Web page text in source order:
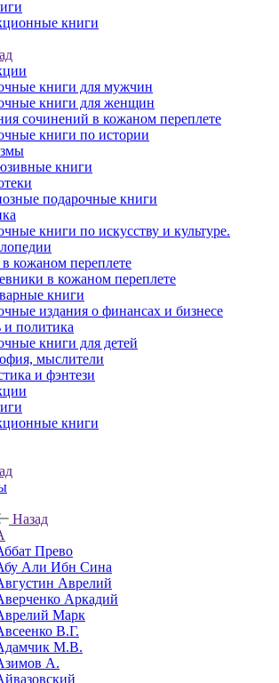
книги
книги для мужчин
книги для женщин
сочинений в кожаном переплете
книги по истории
книги
подарочные книги
книги по искусству и культуре.
кожаном переплете
в кожаном переплете
книги
издания о финансах и бизнесе
и политика
книги для детей
мыслители
и фэнтези
книги
Назад
Прево
Али Ибн Сина
Аврелий
Аркадий
Марк
В.Г.
М.В.
А.